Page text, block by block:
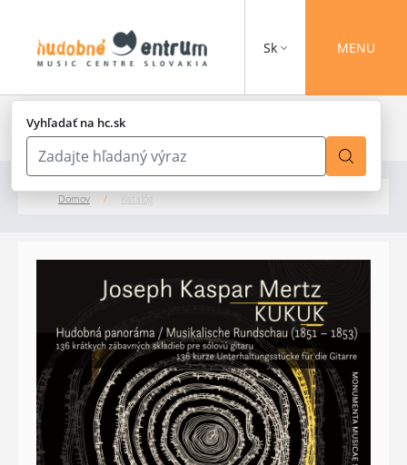
Vyhľadať na hc.sk
Sk MENU
Domov / Katalóg